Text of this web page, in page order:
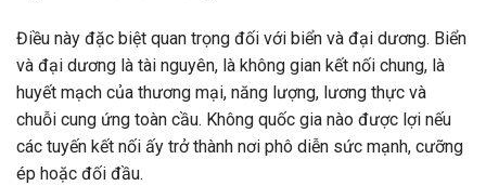
Điều này đặc biệt quan trọng đối với biển và đại dương. Biển
và đại dương là tài nguyên, là không gian kết nối chung, là
huyết mạch của thương mại, năng lượng, lương thực và
chuỗi cung ứng toàn cầu. Không quốc gia nào được lợi nếu
các tuyến kết nối ấy trở thành nơi phô diễn sức mạnh, cưỡng
ép hoặc đối đầu.